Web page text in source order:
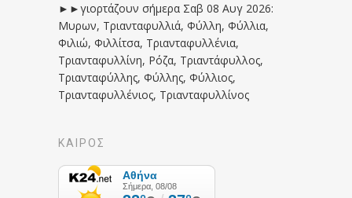
►►γιορτάζουν σήμερα Σαβ 08 Αυγ 2026:
Μυρων, Τριανταφυλλιά, Φύλλη, Φύλλια,
Φιλιώ, Φιλλίτσα, Τριανταφυλλένια,
Τριανταφυλλίνη, Ρόζα, Τριαντάφυλλος,
Τριανταφύλλης, Φύλλης, Φύλλιος,
Τριανταφυλλένιος, Τριανταφυλλίνος
ΚΑΙΡΟΣ